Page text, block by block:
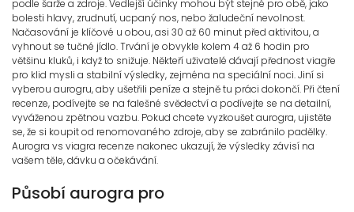
podle šarže a zdroje. Vedlejší účinky mohou být stejné pro obě, jako
bolesti hlavy, zrudnutí, ucpaný nos, nebo žaludeční nevolnost.
Načasování je klíčové u obou, asi 30 až 60 minut před aktivitou, a
vyhnout se tučné jídlo. Trvání je obvykle kolem 4 až 6 hodin pro
většinu kluků, i když to snižuje. Někteří uživatelé dávají přednost viagře
pro klid mysli a stabilní výsledky, zejména na speciální noci. Jiní si
vyberou aurogru, aby ušetřili peníze a stejně tu práci dokončí. Při čtení
recenze, podívejte se na falešné svědectví a podívejte se na detailní,
vyváženou zpětnou vazbu. Pokud chcete vyzkoušet aurogra, ujistěte
se, že si koupit od renomovaného zdroje, aby se zabránilo padělky.
Aurogra vs viagra recenze nakonec ukazují, že výsledky závisí na
vašem těle, dávku a očekávání.
Působí aurogra pro